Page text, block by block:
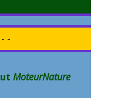
-
MoteurNature